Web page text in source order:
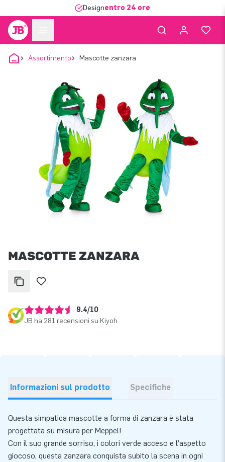
Designentro 24 ore
Assortimento Mascotte zanzara
MASCOTTE ZANZARA
9.4/10
JB ha 281 recensioni su Kiyoh
Informazioni sul prodotto Specifiche
Questa simpatica mascotte a forma di zanzara è stata
progettata su misura per Meppel!
Con il suo grande sorriso, i colori verde acceso e l’aspetto
giocoso, questa zanzara conquista subito la scena in ogni